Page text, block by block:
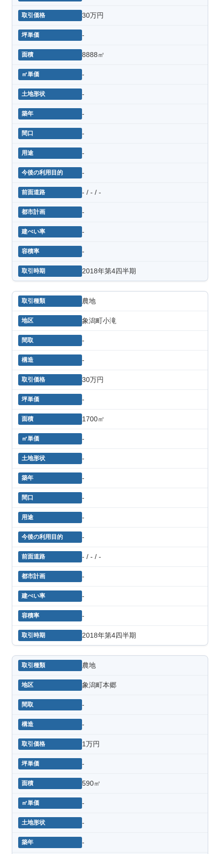
30万円
-
8888㎡
-
-
-
-
-
-
- / - / -
-
-
-
2018年第4四半期
農地
象潟町小滝
-
-
30万円
-
1700㎡
-
-
-
-
-
-
- / - / -
-
-
-
2018年第4四半期
農地
象潟町本郷
-
-
1万円
-
590㎡
-
-
-